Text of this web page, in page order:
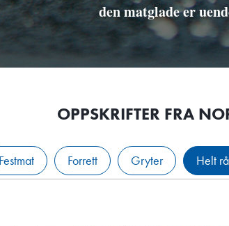
den matglade er
OPPSKRIFTER FRA
Festmat Forrett Gryter Helt